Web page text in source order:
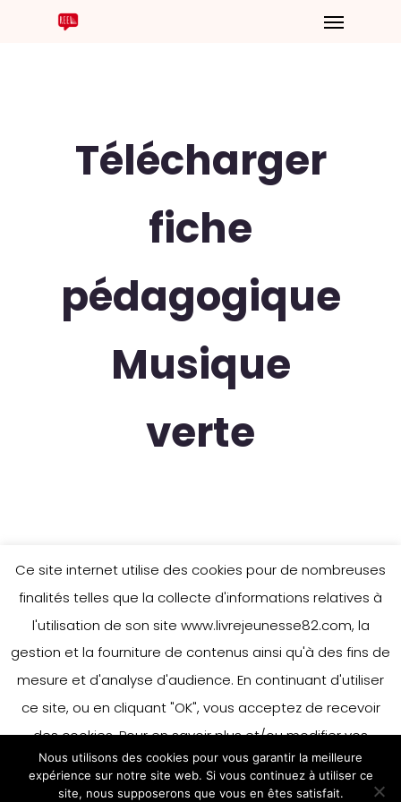
Télécharger
fiche
pédagogique
Musique
verte
Ce site internet utilise des cookies pour de nombreuses
finalités telles que la collecte d'informations relatives à
l'utilisation de son site www.livrejeunesse82.com, la
gestion et la fourniture de contenus ainsi qu'à des fins de
mesure et d'analyse d'audience. En continuant d'utiliser
ce site, ou en cliquant "OK", vous acceptez de recevoir
des cookies. Pour en savoir plus et/ou modifier vos
préférences en matière de cookies, merci de vous référer
à notre politique sur les cookies.
Accepter
Nous utilisons des cookies pour vous garantir la meilleure
expérience sur notre site web. Si vous continuez à utiliser ce
site, nous supposerons que vous en êtes satisfait.